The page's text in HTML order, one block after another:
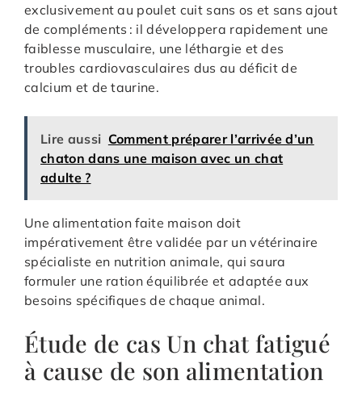
exclusivement au poulet cuit sans os et sans ajout
de compléments : il développera rapidement une
faiblesse musculaire, une léthargie et des
troubles cardiovasculaires dus au déficit de
calcium et de taurine.
Lire aussi Comment préparer l’arrivée d’un
chaton dans une maison avec un chat
adulte ?
Une alimentation faite maison doit
impérativement être validée par un vétérinaire
spécialiste en nutrition animale, qui saura
formuler une ration équilibrée et adaptée aux
besoins spécifiques de chaque animal.
Étude de cas Un chat fatigué
à cause de son alimentation